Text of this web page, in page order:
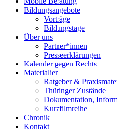
Bildungsangebote
Vorträge
Bildungstage
Über uns
Partner*innen
Presseerklärungen
Kalender gegen Rechts
Materialien
Ratgeber &
Thüringer Zustände
Dokumentation,
Kurzfilmreihe
Chronik
Kontakt